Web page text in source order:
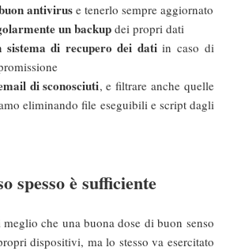
antivirus e tenerlo sempre aggiornato
un backup dei propri dati
sistema di recupero dei datiin caso di
di sconosciuti, e filtrare anche quelle
eliminando file eseguibili e script dagli
spesso è sufficiente
che una buona dose di buon senso
dispositivi, ma lo stesso va esercitato